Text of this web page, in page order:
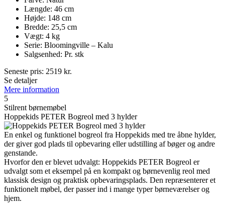
Længde: 46 cm
Højde: 148 cm
Bredde: 25,5 cm
Vægt: 4 kg
Serie: Bloomingville – Kalu
Salgsenhed: Pr. stk
Seneste pris: 2519 kr.
Se detaljer
Mere information
5
Stilrent børnemøbel
Hoppekids PETER Bogreol med 3 hylder
En enkel og funktionel bogreol fra Hoppekids med tre åbne hylder,
der giver god plads til opbevaring eller udstilling af bøger og andre
genstande.
Hvorfor den er blevet udvalgt: Hoppekids PETER Bogreol er
udvalgt som et eksempel på en kompakt og børnevenlig reol med
klassisk design og praktisk opbevaringsplads. Den repræsenterer et
funktionelt møbel, der passer ind i mange typer børneværelser og
hjem.